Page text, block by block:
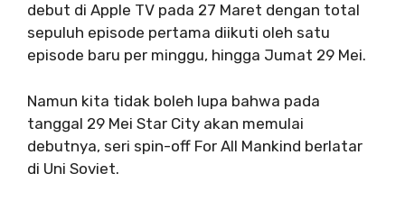
debut di Apple TV pada 27 Maret dengan total
sepuluh episode pertama diikuti oleh satu
episode baru per minggu, hingga Jumat 29 Mei.
Namun kita tidak boleh lupa bahwa pada
tanggal 29 Mei Star City akan memulai
debutnya, seri spin-off For All Mankind berlatar
di Uni Soviet.